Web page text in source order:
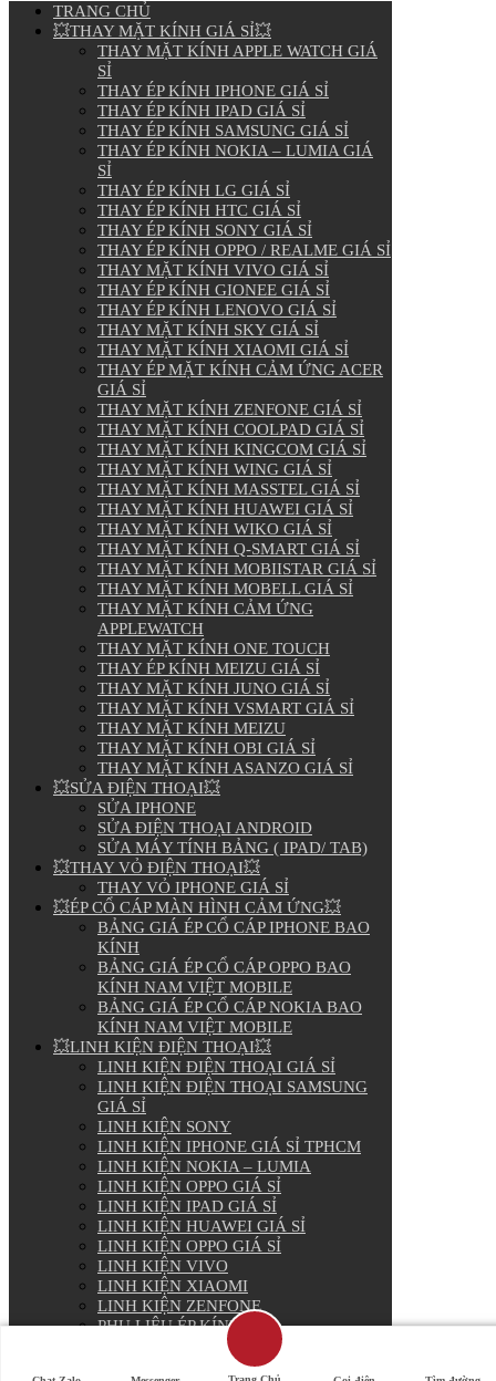
TRANG CHỦ
💥THAY MẶT KÍNH GIÁ SỈ💥
THAY MẶT KÍNH APPLE WATCH GIÁ
SỈ
THAY ÉP KÍNH IPHONE GIÁ SỈ
THAY ÉP KÍNH IPAD GIÁ SỈ
THAY ÉP KÍNH SAMSUNG GIÁ SỈ
THAY ÉP KÍNH NOKIA – LUMIA GIÁ
SỈ
THAY ÉP KÍNH LG GIÁ SỈ
THAY ÉP KÍNH HTC GIÁ SỈ
THAY ÉP KÍNH SONY GIÁ SỈ
THAY ÉP KÍNH OPPO / REALME GIÁ SỈ
THAY MẶT KÍNH VIVO GIÁ SỈ
THAY ÉP KÍNH GIONEE GIÁ SỈ
THAY ÉP KÍNH LENOVO GIÁ SỈ
THAY MẶT KÍNH SKY GIÁ SỈ
THAY MẶT KÍNH XIAOMI GIÁ SỈ
THAY ÉP MẶT KÍNH CẢM ỨNG ACER
GIÁ SỈ
THAY MẶT KÍNH ZENFONE GIÁ SỈ
THAY MẶT KÍNH COOLPAD GIÁ SỈ
THAY MẶT KÍNH KINGCOM GIÁ SỈ
THAY MẶT KÍNH WING GIÁ SỈ
THAY MẶT KÍNH MASSTEL GIÁ SỈ
THAY MẶT KÍNH HUAWEI GIÁ SỈ
THAY MẶT KÍNH WIKO GIÁ SỈ
THAY MẶT KÍNH Q-SMART GIÁ SỈ
THAY MẶT KÍNH MOBIISTAR GIÁ SỈ
THAY MẶT KÍNH MOBELL GIÁ SỈ
THAY MẶT KÍNH CẢM ỨNG
APPLEWATCH
THAY MẶT KÍNH ONE TOUCH
THAY ÉP KÍNH MEIZU GIÁ SỈ
THAY MẶT KÍNH JUNO GIÁ SỈ
THAY MẶT KÍNH VSMART GIÁ SỈ
THAY MẶT KÍNH MEIZU
THAY MẶT KÍNH OBI GIÁ SỈ
THAY MẶT KÍNH ASANZO GIÁ SỈ
💥SỬA ĐIỆN THOẠI💥
SỬA IPHONE
SỬA ĐIỆN THOẠI ANDROID
SỬA MÁY TÍNH BẢNG ( IPAD/ TAB)
💥THAY VỎ ĐIỆN THOẠI💥
THAY VỎ IPHONE GIÁ SỈ
💥ÉP CỔ CÁP MÀN HÌNH CẢM ỨNG💥
BẢNG GIÁ ÉP CỔ CÁP IPHONE BAO
KÍNH
BẢNG GIÁ ÉP CỔ CÁP OPPO BAO
KÍNH NAM VIỆT MOBILE
BẢNG GIÁ ÉP CỔ CÁP NOKIA BAO
KÍNH NAM VIỆT MOBILE
💥LINH KIỆN ĐIỆN THOẠI💥
LINH KIỆN ĐIỆN THOẠI GIÁ SỈ
LINH KIỆN ĐIỆN THOẠI SAMSUNG
GIÁ SỈ
LINH KIỆN SONY
LINH KIỆN IPHONE GIÁ SỈ TPHCM
LINH KIỆN NOKIA – LUMIA
LINH KIỆN OPPO GIÁ SỈ
LINH KIỆN IPAD GIÁ SỈ
LINH KIỆN HUAWEI GIÁ SỈ
LINH KIỆN OPPO GIÁ SỈ
LINH KIỆN VIVO
LINH KIỆN XIAOMI
LINH KIỆN ZENFONE
PHỤ LIỆU ÉP KÍNH
PIN ĐIỆN THOẠI GIÁ SỈ